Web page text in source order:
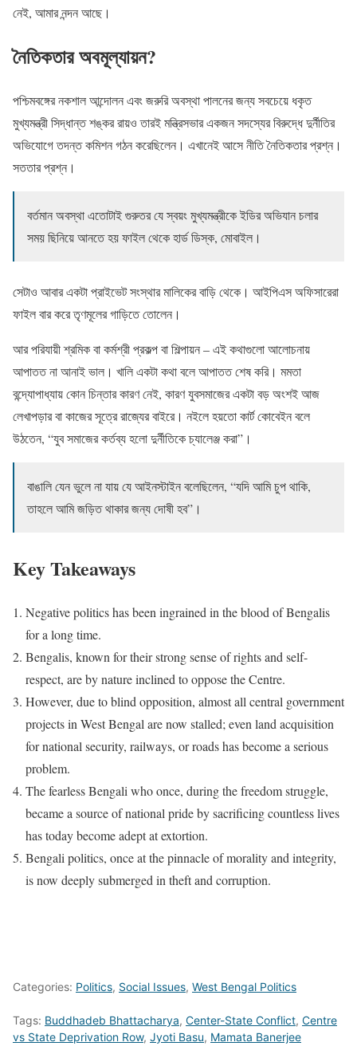
নেই, আমার নন্দন আছে।
নৈতিকতার অবমূল্যায়ন?
পশ্চিমবঙ্গের নকশাল আন্দোলন এবং জরুরি অবস্থা পালনের জন্য সবচেয়ে ধকৃত
মুখ্যমন্ত্রী সিদ্ধান্ত শঙ্কর রায়ও তারই মন্ত্রিসভার একজন সদস্যের বিরুদ্ধে দুর্নীতির
অভিযোগে তদন্ত কমিশন গঠন করেছিলেন। এখানেই আসে নীতি নৈতিকতার প্রশ্ন।
সততার প্রশ্ন।
বর্তমান অবস্থা এতোটাই গুরুতর যে স্বয়ং মুখ্যমন্ত্রীকে ইডির অভিযান চলার
সময় ছিনিয়ে আনতে হয় ফাইল থেকে হার্ড ডিস্ক, মোবাইল।
সেটাও আবার একটা প্রাইভেট সংস্থার মালিকের বাড়ি থেকে। আইপিএস অফিসারেরা
ফাইল বার করে তৃণমূলের গাড়িতে তোলেন।
আর পরিযায়ী শ্রমিক বা কর্মশ্রী প্রকল্প বা শিল্পায়ন – এই কথাগুলো আলোচনায়
আপাতত না আনাই ভাল। খালি একটা কথা বলে আপাতত শেষ করি। মমতা
বন্দ্যোপাধ্যায় কোন চিন্তার কারণ নেই, কারণ যুবসমাজের একটা বড় অংশই আজ
লেখাপড়ার বা কাজের সূত্রে রাজ্যের বাইরে। নইলে হয়তো কার্ট কোবেইন বলে
উঠতেন, “যুব সমাজের কর্তব্য হলো দুর্নীতিকে চ্যালেঞ্জ করা”।
বাঙালি যেন ভুলে না যায় যে আইনস্টাইন বলেছিলেন, “যদি আমি চুপ থাকি,
তাহলে আমি জড়িত থাকার জন্য দোষী হব”।
Key Takeaways
Negative politics has been ingrained in the blood of Bengalis
for a long time.
Bengalis, known for their strong sense of rights and self-
respect, are by nature inclined to oppose the Centre.
However, due to blind opposition, almost all central government
projects in West Bengal are now stalled; even land acquisition
for national security, railways, or roads has become a serious
problem.
The fearless Bengali who once, during the freedom struggle,
became a source of national pride by sacrificing countless lives
has today become adept at extortion.
Bengali politics, once at the pinnacle of morality and integrity,
is now deeply submerged in theft and corruption.
Categories: Politics, Social Issues, West Bengal Politics
Tags: Buddhadeb Bhattacharya, Center-State Conflict, Centre
vs State Deprivation Row, Jyoti Basu, Mamata Banerjee